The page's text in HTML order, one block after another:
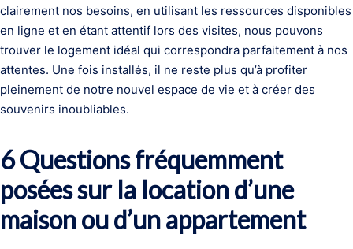
clairement nos besoins, en utilisant les ressources disponibles
en ligne et en étant attentif lors des visites, nous pouvons
trouver le logement idéal qui correspondra parfaitement à nos
attentes. Une fois installés, il ne reste plus qu’à profiter
pleinement de notre nouvel espace de vie et à créer des
souvenirs inoubliables.
6 Questions fréquemment
posées sur la location d’une
maison ou d’un appartement